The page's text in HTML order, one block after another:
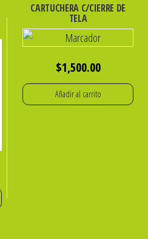
CARTUCHERA C/CIERRE DE
TELA
$1,500.00
Añadir al carrito